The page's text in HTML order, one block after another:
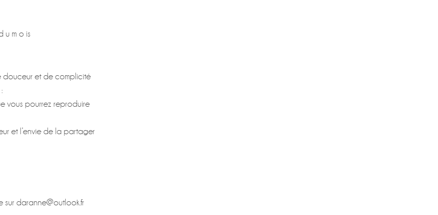
u m o is
douceur et de complicité
vous pourrez reproduire
et l’envie de la partager
sur daranne@outlook.fr